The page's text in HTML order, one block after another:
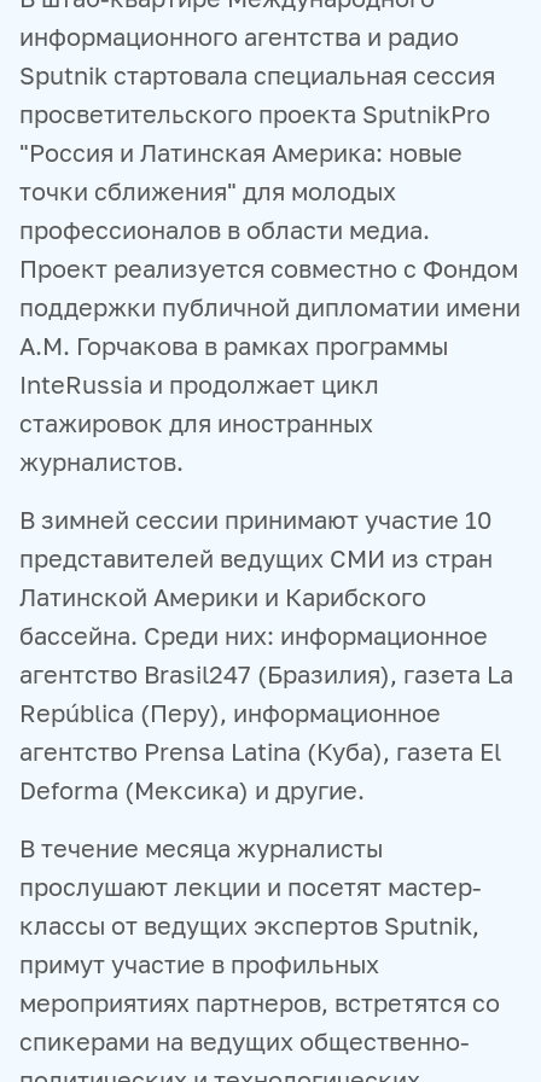
информационного агентства и радио
Sputnik стартовала специальная сессия
просветительского проекта SputnikPro
"Россия и Латинская Америка: новые
точки сближения" для молодых
профессионалов в области медиа.
Проект реализуется совместно с Фондом
поддержки публичной дипломатии имени
А.М. Горчакова в рамках программы
InteRussia и продолжает цикл
стажировок для иностранных
журналистов.
В зимней сессии принимают участие 10
представителей ведущих СМИ из стран
Латинской Америки и Карибского
бассейна. Среди них: информационное
агентство Brasil247 (Бразилия), газета La
República (Перу), информационное
агентство Prensa Latina (Куба), газета El
Deforma (Мексика) и другие.
В течение месяца журналисты
прослушают лекции и посетят мастер-
классы от ведущих экспертов Sputnik,
примут участие в профильных
мероприятиях партнеров, встретятся со
спикерами на ведущих общественно-